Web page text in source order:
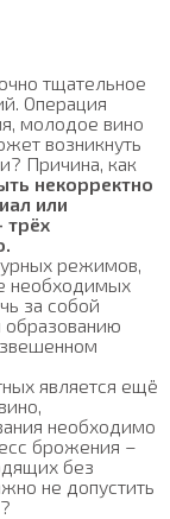
тщательное
Операция
молодое вино
возникнуть
Причина, как
некорректно
или
трёх
режимов,
необходимых
за собой
образованию
является ещё
необходимо
брожения –
без
не допустить